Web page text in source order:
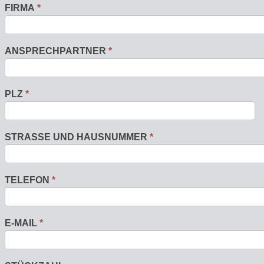
FIRMA *
ANSPRECHPARTNER *
PLZ *
STRASSE UND HAUSNUMMER *
TELEFON *
E-MAIL *